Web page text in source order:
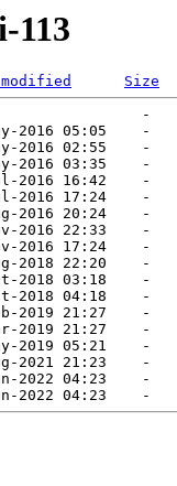
113
Size
-
2016 05:05    -
2016 02:55    -
2016 03:35    -
2016 16:42    -
2016 17:24    -
2016 20:24    -
2016 22:33    -
2016 17:24    -
2018 22:20    -
2018 03:18    -
2018 04:18    -
2019 21:27    -
2019 21:27    -
2019 05:21    -
2021 21:23    -
2022 04:23    -